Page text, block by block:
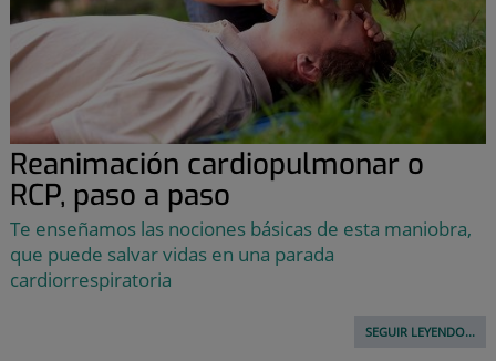
Reanimación cardiopulmonar o
RCP, paso a paso
Te enseñamos las nociones básicas de esta maniobra,
que puede salvar vidas en una parada
cardiorrespiratoria
SEGUIR LEYENDO...